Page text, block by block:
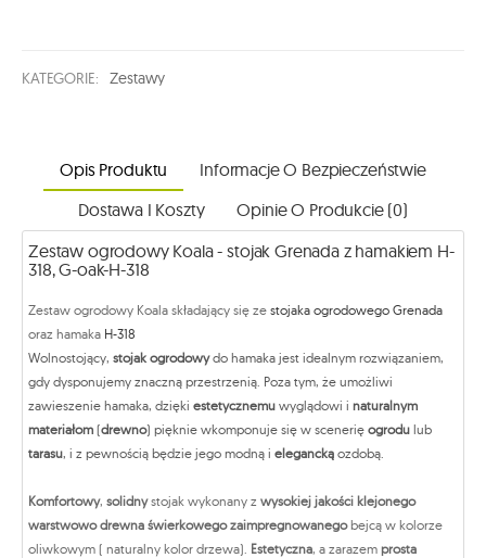
KATEGORIE: Zestawy
Opis Produktu
Informacje O Bezpieczeństwie
Dostawa I Koszty
Opinie O Produkcie (0)
Zestaw ogrodowy Koala - stojak Grenada z hamakiem H-
318, G-oak-H-318
Zestaw ogrodowy Koala składający się ze stojaka ogrodowego Grenada
oraz hamaka H-318
Wolnostojący, stojak ogrodowydo hamaka jest idealnym rozwiązaniem,
gdy dysponujemy znaczną przestrzenią. Poza tym, że umożliwi
zawieszenie hamaka, dzięki estetycznemu wyglądowi i naturalnym
materiałom (drewno) pięknie wkomponuje się w scenerię ogrodu lub
tarasu, i z pewnością będzie jego modną i elegancką ozdobą.
Komfortowy, solidnystojak wykonany z wysokiej jakości klejonego
warstwowo drewna świerkowego zaimpregnowanegobejcą w kolorze
oliwkowym ( naturalny kolor drzewa). Estetyczna, a zarazem prosta